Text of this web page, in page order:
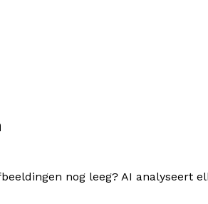
nog leeg? AI analyseert